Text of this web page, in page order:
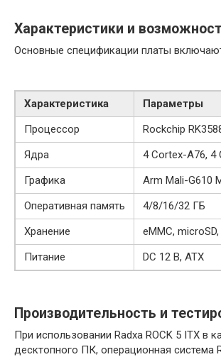
Характеристики и
Основные спецификации платы
Характеристика
Параметры
Процессор
Rockchip
Ядра
4 Cortex-A76, 4
Графика
Arm Mali-G610
Оперативная память
4/8/16/32 ГБ
Хранение
eMMC, microSD,
Питание
DC 12 В, ATX
Производительность и
При использовании Radxa ROCK 5 ITX в
десктопного ПК, операционная система